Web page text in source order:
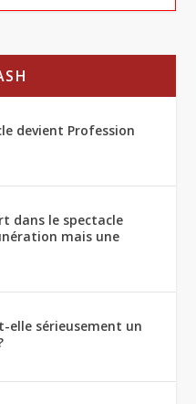
devient Profession
dans le spectacle
mais une
elle sérieusement un